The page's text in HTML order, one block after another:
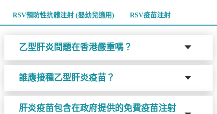
RSV預防性抗體注射 (嬰幼兒適用) RSV疫苗注射
乙型肝炎問題在香港嚴重嗎？
誰應接種乙型肝炎疫苗？
肝炎疫苗包含在政府提供的免費疫苗注射